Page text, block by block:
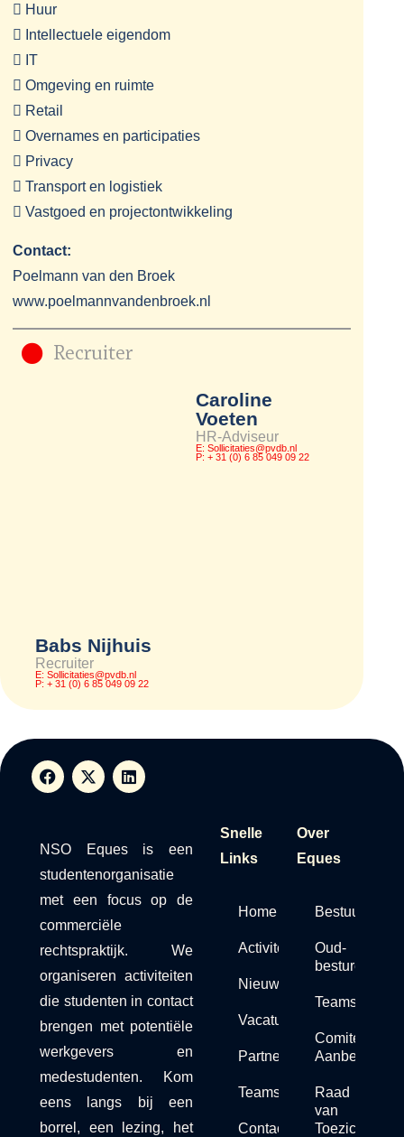
 Huur
 Intellectuele eigendom
 IT
 Omgeving en ruimte
 Retail
 Overnames en participaties
 Privacy
 Transport en logistiek
 Vastgoed en projectontwikkeling
Contact:
Poelmann van den Broek
www.poelmannvandenbroek.nl
Recruiter
Babs Nijhuis
Recruiter
E: Sollicitaties@pvdb.nl​
P: + 31 (0) 6 85 049 09 22
Caroline
Voeten
HR-Adviseur
E: Sollicitaties@pvdb.nl​
P: + 31 (0) 6 85 049 09 22
NSO Eques is een
studentenorganisatie
met een focus op de
commerciële
rechtspraktijk. We
organiseren activiteiten
die studenten in contact
brengen met potentiële
werkgevers en
medestudenten. Kom
eens langs bij een
borrel, een lezing, het
Snelle
Links
Home
Activiteiten
Nieuws
Vacaturebank
Partners
Teams
Contact
Over
Eques
Bestuur
Oud-
besturen
Teams
Comité van
Aanbeveling
Raad
van
Toezicht